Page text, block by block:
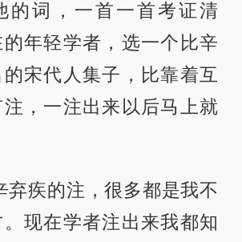
的词，一首一首考证清
年轻学者，选一个比辛
宋代人集子，比靠着互
，一注出来以后马上就
弃疾的注，很多都是我不
现在学者注出来我都知